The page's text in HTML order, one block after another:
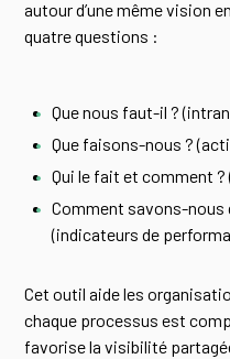
autour d’une même vision
quatre questions :
Que nous faut-il ?
Que faisons-nous ?
Qui le fait et comment
Comment savons-nous
(indicateurs de
Cet outil aide les
chaque processus est
favorise la visibilité